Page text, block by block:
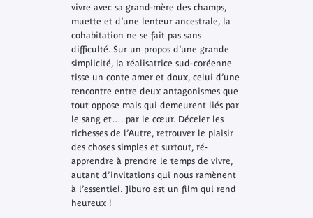
vivre avec sa grand-mère des champs,
muette et d’une lenteur ancestrale, la
cohabitation ne se fait pas sans
difficulté. Sur un propos d’une grande
simplicité, la réalisatrice sud-coréenne
tisse un conte amer et doux, celui d’une
rencontre entre deux antagonismes que
tout oppose mais qui demeurent liés par
le sang et…. par le cœur. Déceler les
richesses de l’Autre, retrouver le plaisir
des choses simples et surtout, ré-
apprendre à prendre le temps de vivre,
autant d’invitations qui nous ramènent
à l’essentiel. Jiburo est un film qui rend
heureux !